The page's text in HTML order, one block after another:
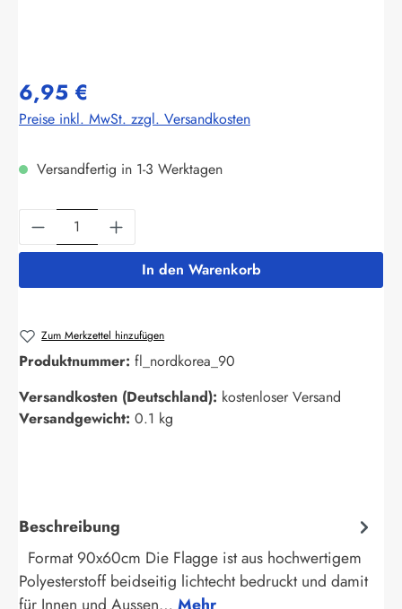
6,95 €
Preise inkl. MwSt. zzgl. Versandkosten
Versandfertig in 1-3 Werktagen
Produkt Anzahl: Gib den gewünschten
In den Warenkorb
Zum Merkzettel hinzufügen
Produktnummer: fl_nordkorea_90
Versandkosten (Deutschland): kostenloser Versand
Versandgewicht: 0.1 kg
Beschreibung
Format 90x60cm Die Flagge ist aus hochwertigem
Polyesterstoff beidseitig lichtecht bedruckt und damit